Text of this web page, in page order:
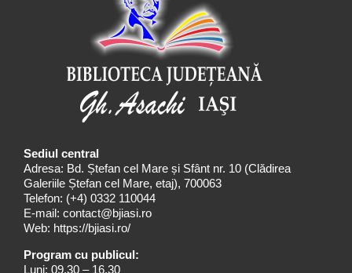
Sediul central
Adresa: Bd. Ștefan cel Mare și Sfânt nr. 10 (Clădirea
Galeriile Ștefan cel Mare, etaj), 700063
Telefon: (+4) 0332 110044
E-mail: contact@bjiasi.ro
Web: https://bjiasi.ro/
Program cu publicul:
Luni: 09.30 – 16.30